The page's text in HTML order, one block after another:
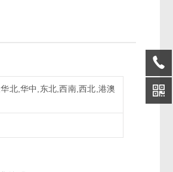
北,华中,东北,西南,西北,港澳